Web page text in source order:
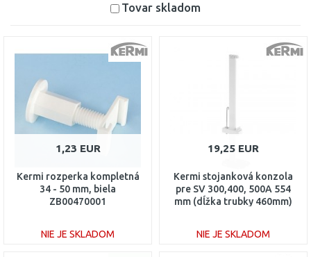
Tovar skladom
1,23 EUR
Kermi rozperka kompletná
34 - 50 mm, biela
ZB00470001
NIE JE SKLADOM
19,25 EUR
Kermi stojanková konzola
pre SV 300,400, 500A 554
mm (dĺžka trubky 460mm)
NIE JE SKLADOM